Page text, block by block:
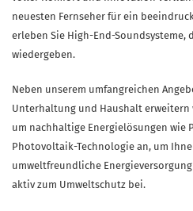
neuesten Fernseher für ein
erleben Sie High-End-Soundsysteme,
wiedergeben.
Neben unserem umfangreichen
Unterhaltung und Haushalt erweitern
um nachhaltige Energielösungen wie
Photovoltaik-Technologie an, um
umweltfreundliche
aktiv zum Umweltschutz bei.